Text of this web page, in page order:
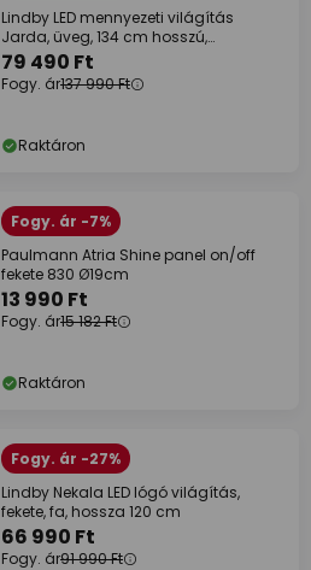
Lindby LED mennyezeti világítás
Jarda, üveg, 134 cm hosszú,
dimmelhető
79 490 Ft
Fogy. ár137 990 Ft
Raktáron
Fogy. ár -7%
Paulmann Atria Shine panel on/off
fekete 830 Ø19cm
13 990 Ft
Fogy. ár15 182 Ft
Raktáron
Fogy. ár -27%
Lindby Nekala LED lógó világítás,
fekete, fa, hossza 120 cm
66 990 Ft
Fogy. ár91 990 Ft